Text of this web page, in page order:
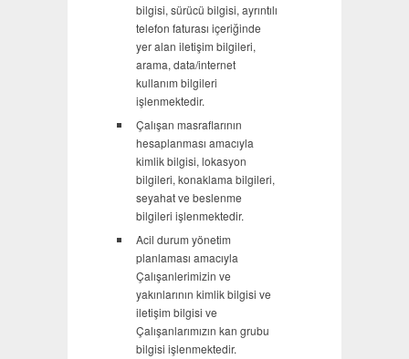
bilgisi, sürücü bilgisi, ayrıntılı
telefon faturası içeriğinde
yer alan iletişim bilgileri,
arama, data/internet
kullanım bilgileri
işlenmektedir.
Çalışan masraflarının
hesaplanması amacıyla
kimlik bilgisi, lokasyon
bilgileri, konaklama bilgileri,
seyahat ve beslenme
bilgileri işlenmektedir.
Acil durum yönetim
planlaması amacıyla
Çalışanlerimizin ve
yakınlarının kimlik bilgisi ve
iletişim bilgisi ve
Çalışanlarımızın kan grubu
bilgisi işlenmektedir.